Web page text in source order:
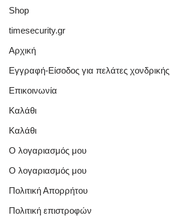
Shop
timesecurity.gr
Αρχική
Εγγραφή-Είσοδος για πελάτες χονδρικής
Επικοινωνία
Καλάθι
Καλάθι
Ο λογαριασμός μου
Ο λογαριασμός μου
Πολιτική Απορρήτου
Πολιτική επιστροφών